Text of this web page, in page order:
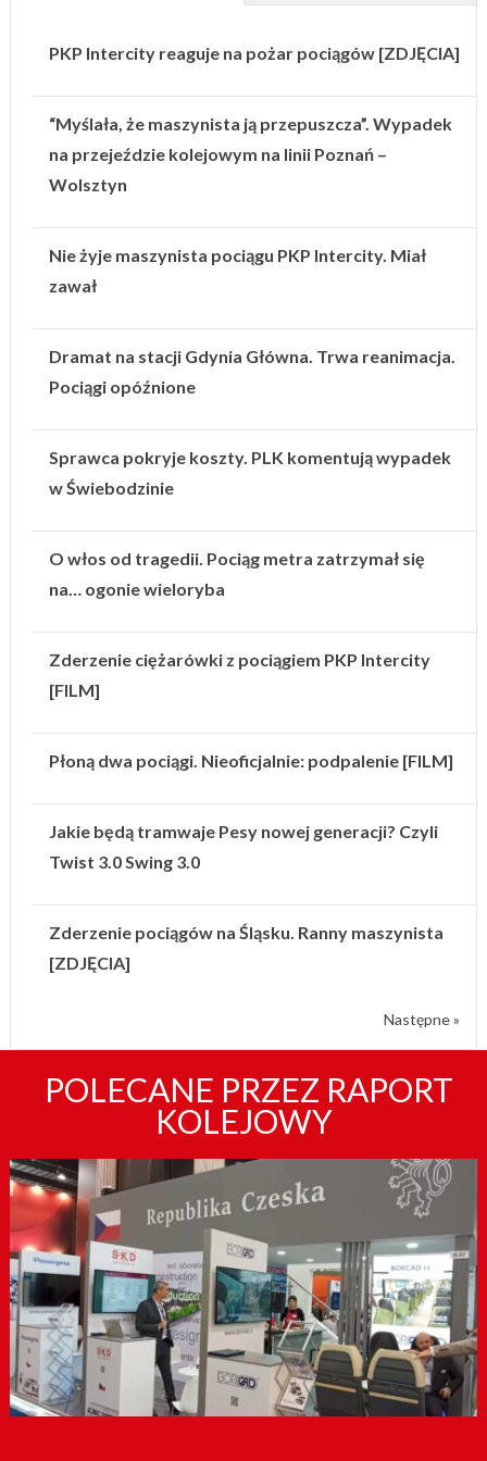
PKP Intercity reaguje na pożar pociągów [ZDJĘCIA]
“Myślała, że maszynista ją przepuszcza”. Wypadek
na przejeździe kolejowym na linii Poznań –
Wolsztyn
Nie żyje maszynista pociągu PKP Intercity. Miał
zawał
Dramat na stacji Gdynia Główna. Trwa reanimacja.
Pociągi opóźnione
Sprawca pokryje koszty. PLK komentują wypadek
w Świebodzinie
O włos od tragedii. Pociąg metra zatrzymał się
na… ogonie wieloryba
Zderzenie ciężarówki z pociągiem PKP Intercity
[FILM]
Płoną dwa pociągi. Nieoficjalnie: podpalenie [FILM]
Jakie będą tramwaje Pesy nowej generacji? Czyli
Twist 3.0 Swing 3.0
Zderzenie pociągów na Śląsku. Ranny maszynista
[ZDJĘCIA]
Następne »
POLECANE PRZEZ RAPORT
KOLEJOWY